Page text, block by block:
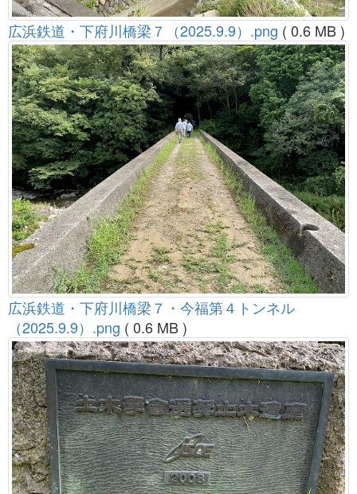
広浜鉄道・下府川橋梁７（2025.9.9）.png ( 0.6 MB )
広浜鉄道・下府川橋梁７・今福第４トンネル
（2025.9.9）.png ( 0.6 MB )